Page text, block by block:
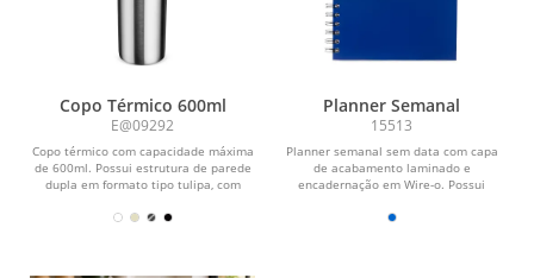
Copo Térmico 600ml
E@09292
Copo térmico com capacidade máxima
de 600ml. Possui estrutura de parede
dupla em formato tipo tulipa, com
Planner Semanal
15513
Planner semanal sem data com capa
de acabamento laminado e
encadernação em Wire-o. Possui